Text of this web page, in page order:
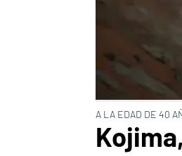
A LA EDAD DE 40